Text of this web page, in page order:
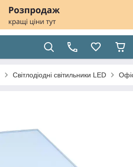
Світлодіодні світильники LED